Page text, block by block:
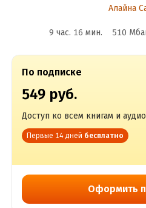
Алайна
9 час. 16 мин. 510
По подписке
549 руб.
Доступ ко всем книгам и
Первые 14 дней бесплатно
Оформить